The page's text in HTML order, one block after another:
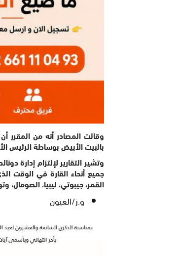
وقالت المصادر أنه من المقرر
بالبيت الأبيض بوساطة الرئيس
وتشير التقارير لإلتزام إدارة
جميع أنحاء القارة في الوقت
القمر، جيبوتي، ليبيا، الصومال،
و.ز/العيون